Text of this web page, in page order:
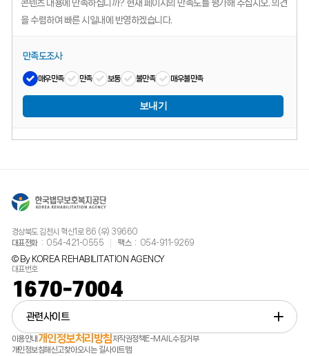
콘텐츠 내용에 만족하십니까? 현재 페이지의 만족도를 평가해 주십시오. 의견
을 수렴하여 빠른 시일내에 반영하겠습니다.
만족도조사
매우만족 만족 보통 불만족 매우불만족
보내기
이용안내 개인정보처리방침저작권정책E-MAIL수집거부
개인정보침해신고찾아오시는 길사이트맵
경상북도 김천시 혁신1로 86 (우) 39660
대표전화
054-421-0555 팩스 054-911-9269
© By KOREA REHABILITATION AGENCY
대표번호
1670-7004
관련사이트